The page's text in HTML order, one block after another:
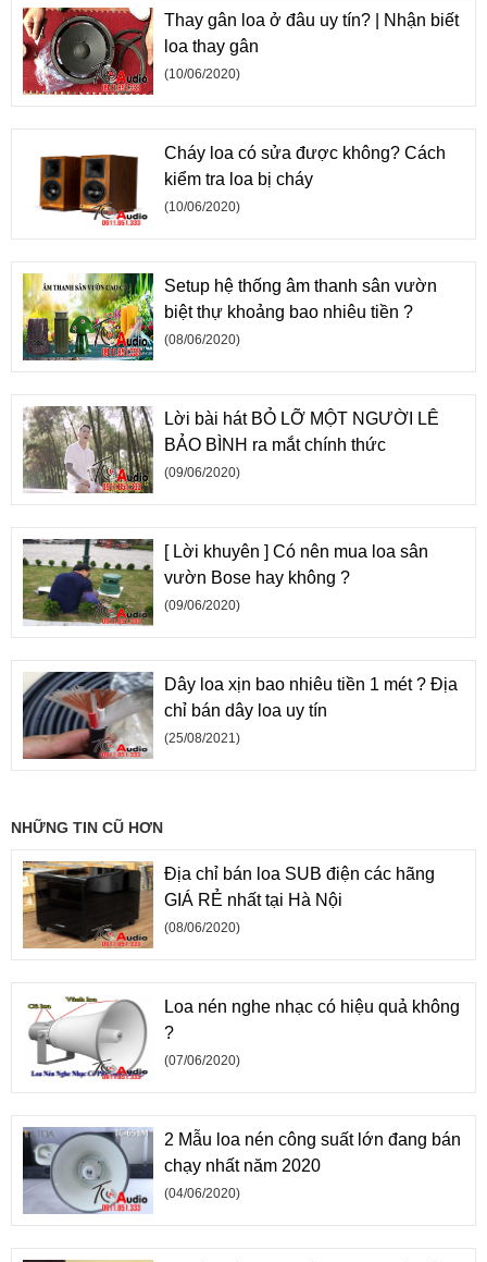
Thay gân loa ở đâu uy tín? | Nhận biết
loa thay gân
(10/06/2020)
Cháy loa có sửa được không? Cách
kiểm tra loa bị cháy
(10/06/2020)
Setup hệ thống âm thanh sân vườn
biệt thự khoảng bao nhiêu tiền ?
(08/06/2020)
Lời bài hát BỎ LỠ MỘT NGƯỜI LÊ
BẢO BÌNH ra mắt chính thức
(09/06/2020)
[ Lời khuyên ] Có nên mua loa sân
vườn Bose hay không ?
(09/06/2020)
Dây loa xịn bao nhiêu tiền 1 mét ? Địa
chỉ bán dây loa uy tín
(25/08/2021)
NHỮNG TIN CŨ HƠN
Địa chỉ bán loa SUB điện các hãng
GIÁ RẺ nhất tại Hà Nội
(08/06/2020)
Loa nén nghe nhạc có hiệu quả không
?
(07/06/2020)
2 Mẫu loa nén công suất lớn đang bán
chạy nhất năm 2020
(04/06/2020)